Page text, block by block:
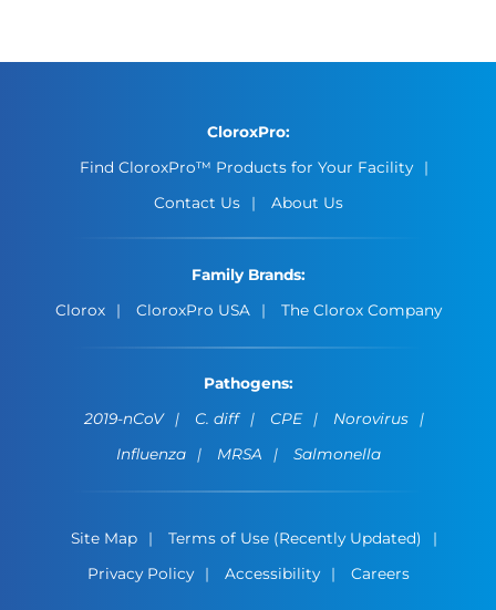
CloroxPro:
Find CloroxPro™ Products for Your Facility
Contact Us
About Us
Family Brands:
Clorox
CloroxPro USA The Clorox Company
Pathogens:
2019-nCoV
C. diff CPE
Norovirus
Influenza
MRSA Salmonella
Site Map
Terms of Use (Recently Updated)
Privacy Policy
Accessibility Careers